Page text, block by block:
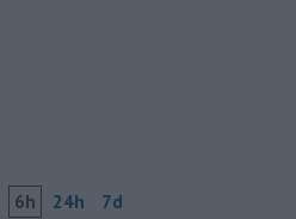
6h 24h 7d